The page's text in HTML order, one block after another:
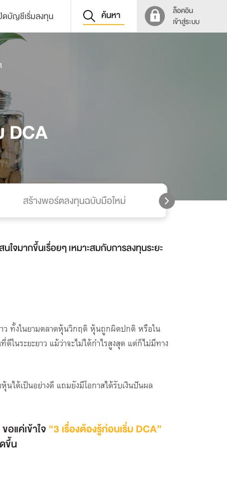
ดบัญชีเริ่มลงทุน ค้นหา
ล็อคอิน
เข้าสู่ระบบ
DCA
สร้างพอร์ตลงทุนฉบับมือใหม่
จมากขึ้นเรื่อยๆ เหมาะสมกับการลงทุนระยะ
าว ทั้งในยามตลาดหุ้นวิกฤติ หุ้นถูกผิดปกติ หรือใน
ในระยะยาว แม้ว่าจะไม่ได้กำไรสูงสุด แต่ก็ไม่มีทาง
ได้เป็นอย่างดี แถมยังมีโอกาสได้รับเงินปันผล
แค่เข้าใจ “3 เรื่องต้องรู้ก่อนเริ่ม DCA”
ขึ้น